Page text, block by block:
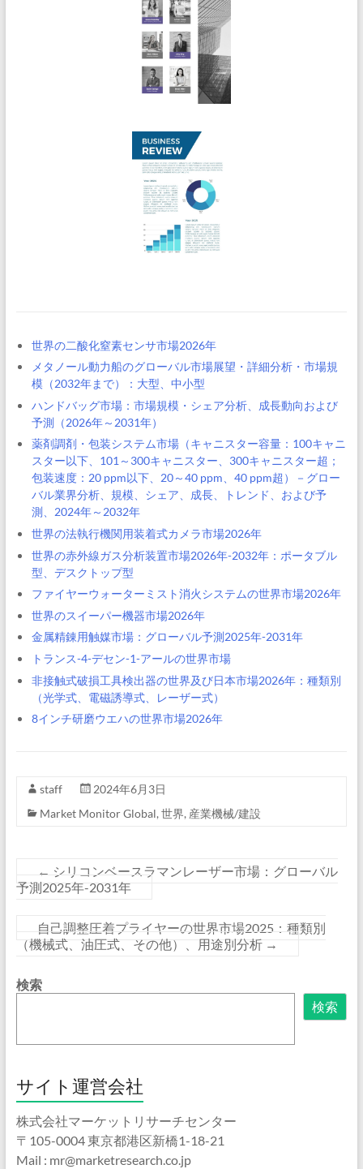
世界の二酸化窒素センサ市場2026年
メタノール動力船のグローバル市場展望・詳細分析・市場規
模（2032年まで）：大型、中小型
ハンドバッグ市場：市場規模・シェア分析、成長動向および
予測（2026年～2031年）
薬剤調剤・包装システム市場（キャニスター容量：100キャニ
スター以下、101～300キャニスター、300キャニスター超；
包装速度：20 ppm以下、20～40 ppm、40 ppm超）－グロー
バル業界分析、規模、シェア、成長、トレンド、および予
測、2024年～2032年
世界の法執行機関用装着式カメラ市場2026年
世界の赤外線ガス分析装置市場2026年-2032年：ポータブル
型、デスクトップ型
ファイヤーウォーターミスト消火システムの世界市場2026年
世界のスイーパー機器市場2026年
金属精錬用触媒市場：グローバル予測2025年-2031年
トランス-4-デセン-1-アールの世界市場
非接触式破損工具検出器の世界及び日本市場2026年：種類別
（光学式、電磁誘導式、レーザー式）
8インチ研磨ウエハの世界市場2026年
staff
2024年6月3日
Market Monitor Global, 世界, 産業機械/建設
← シリコンベースラマンレーザー市場：グローバル
予測2025年-2031年
自己調整圧着プライヤーの世界市場2025：種類別
（機械式、油圧式、その他）、用途別分析 →
検索
検索
サイト運営会社
株式会社マーケットリサーチセンター
〒105-0004 東京都港区新橋1-18-21
Mail : mr@marketresearch.co.jp